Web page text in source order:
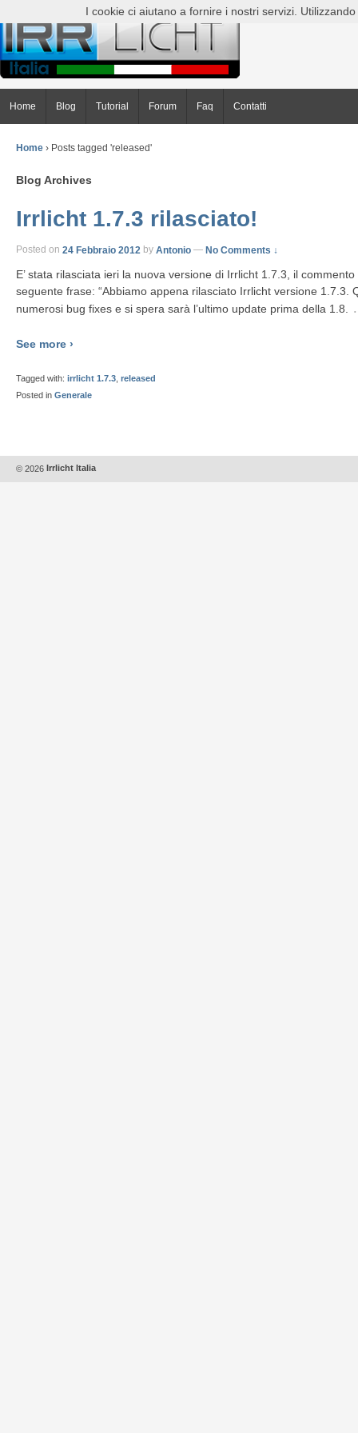
Home Blog Tutorial Forum Faq Contatti
Home › Posts tagged 'released'
Blog Archives
Irrlicht 1.7.3 rilasciato!
Posted on 24 Febbraio 2012 by Antonio — No Comments ↓
E’ stata rilasciata ieri la nuova versione di Irrlicht 1.7.3, il
seguente frase: “Abbiamo appena rilasciato Irrlicht versione 1.7.3.
numerosi bug fixes e si spera sarà l’ultimo update prima della 1.8.
See more ›
Tagged with: irrlicht 1.7.3 released
Posted in Generale
© 2026 Irrlicht Italia
I cookie ci aiutano a fornire i nostri servizi.